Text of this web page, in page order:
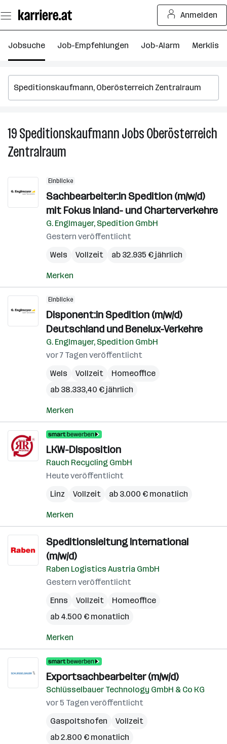
Seiteninhalt
springen
Anmelden
Jobsuche Job-Empfehlungen Job-Alarm Merkliste
19SpeditionskaufmannJobsOberösterreich
Zentralraum
Einblicke
Sachbearbeiter:in Spedition (m/w/d)
mit Fokus Inland- und Charterverkehre
G. Englmayer, Spedition GmbH
Gestern veröffentlicht
Wels
Vollzeit ab 32.935 € jährlich
Merken
Einblicke
Disponent:in Spedition (m/w/d)
Deutschland und Benelux-Verkehre
G. Englmayer, Spedition GmbH
vor 7 Tagen veröffentlicht
Wels
Vollzeit
Homeoffice
ab 38.333,40 € jährlich
Merken
LKW-Disposition
Rauch Recycling GmbH
Heute veröffentlicht
Linz
Vollzeit ab 3.000 € monatlich
Merken
Speditionsleitung International
(m/w/d)
Raben Logistics Austria GmbH
Gestern veröffentlicht
Enns
Vollzeit
Homeoffice
ab 4.500 € monatlich
Merken
Exportsachbearbeiter (m/w/d)
Schlüsselbauer Technology GmbH & Co KG
vor 5 Tagen veröffentlicht
Gaspoltshofen
Vollzeit
ab 2.800 € monatlich